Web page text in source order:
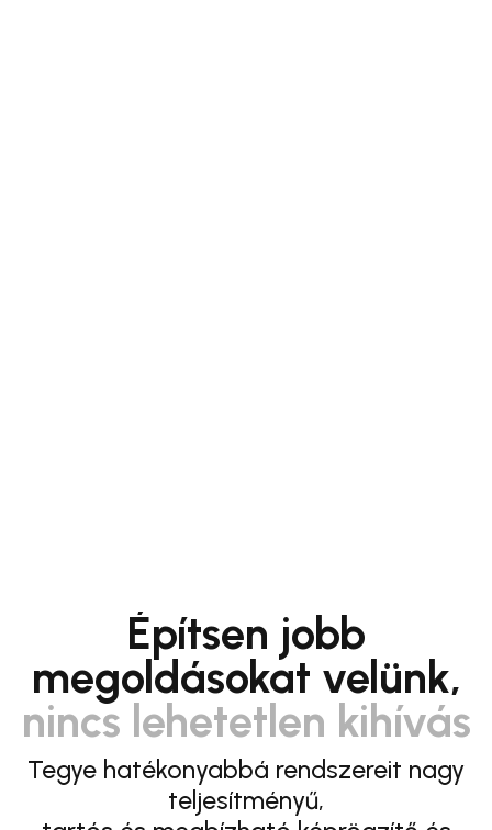
Építsen jobb
megoldásokat velünk,
nincs lehetetlen kihívás
Tegye hatékonyabbá rendszereit nagy
teljesítményű,